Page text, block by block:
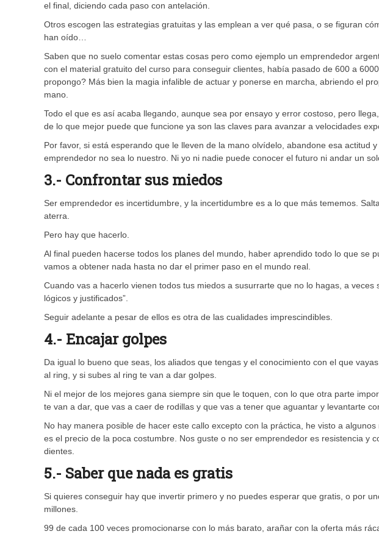
el final, diciendo cada paso con antelación.
Otros escogen las estrategias gratuitas y las emplean a ver qué pasa, o se figuran
han oído…
Saben que no suelo comentar estas cosas pero como ejemplo un emprendedor
con el material gratuito del curso para conseguir clientes, había pasado de 600 a
propongo? Más bien la magia infalible de actuar y ponerse en marcha, abriendo el
mano.
Todo el que es así acaba llegando, aunque sea por ensayo y error costoso, pero
de lo que mejor puede que funcione ya son las claves para avanzar a velocidades
Por favor, si está esperando que le lleven de la mano olvídelo, abandone esa actitud
emprendedor no sea lo nuestro. Ni yo ni nadie puede conocer el futuro ni andar un
3.- Confrontar sus miedos
Ser emprendedor es incertidumbre, y la incertidumbre es a lo que más tememos.
aterra.
Pero hay que hacerlo.
Al final pueden hacerse todos los planes del mundo, haber aprendido todo lo que se
vamos a obtener nada hasta no dar el primer paso en el mundo real.
Cuando vas a hacerlo vienen todos tus miedos a susurrarte que no lo hagas, a veces
lógicos y justificados”.
Seguir adelante a pesar de ellos es otra de las cualidades imprescindibles.
4.- Encajar golpes
Da igual lo bueno que seas, los aliados que tengas y el conocimiento con el que
al ring, y si subes al ring te van a dar golpes.
Ni el mejor de los mejores gana siempre sin que le toquen, con lo que otra parte
te van a dar, que vas a caer de rodillas y que vas a tener que aguantar y levantarte
No hay manera posible de hacer este callo excepto con la práctica, he visto a
es el precio de la poca costumbre. Nos guste o no ser emprendedor es resistencia y
dientes.
5.- Saber que nada es gratis
Si quieres conseguir hay que invertir primero y no puedes esperar que gratis, o por
millones.
99 de cada 100 veces promocionarse con lo más barato, arañar con la oferta más